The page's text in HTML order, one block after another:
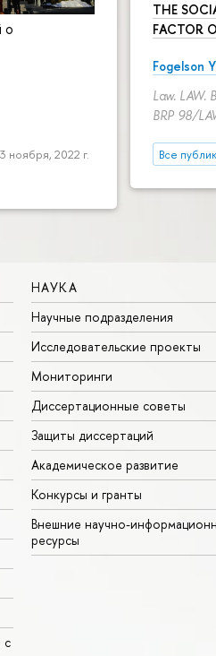
THE
FACTOR
Fogelson
Law.
BRP 98/
Все
о
ноября, 2022 г.
с
НАУКА
Научные подразделения
Исследовательские проекты
Мониторинги
Диссертационные советы
Защиты диссертаций
Академическое развитие
Конкурсы и гранты
Внешние научно-
ресурсы